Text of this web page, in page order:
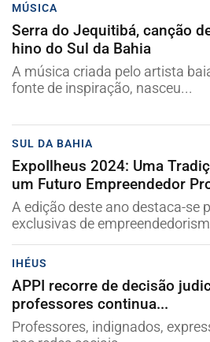
MÚSICA
Serra do Jequitibá, canção
hino do Sul da Bahia
A música criada pelo artista
fonte de inspiração, nasceu...
SUL DA BAHIA
ExpoIlheus 2024: Uma
um Futuro Empreendedor
A edição deste ano destaca-se
exclusivas de
IHÉUS
APPI recorre de decisão
professores continua...
Professores, indignados,